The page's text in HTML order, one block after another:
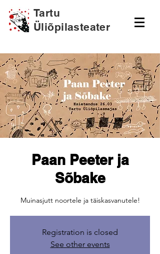
Tartu
Üliõpilasteater
Paan Peeter ja
Sõbake
Muinasjutt noortele ja täiskasvanutele!
Registration is closed
See other events